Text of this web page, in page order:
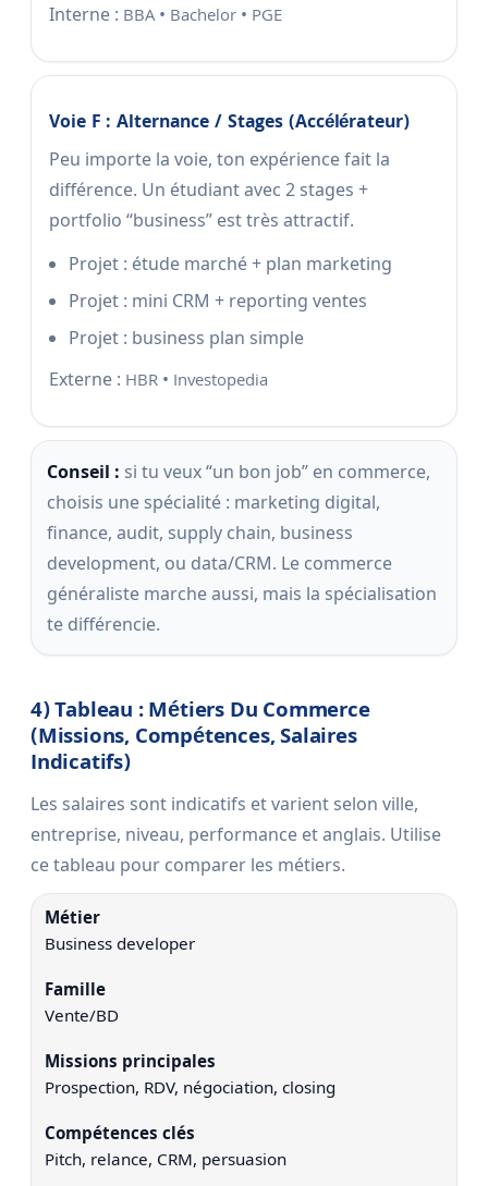
Interne : BBA• Bachelor • PGE
Voie F : Alternance / Stages (accélérateur)
Peu importe la voie, ton expérience fait la
différence. Un étudiant avec 2 stages +
portfolio “business” est très attractif.
Projet : étude marché + plan marketing
Projet : mini CRM + reporting ventes
Projet : business plan simple
Externe : HBR • Investopedia
Conseil : si tu veux “un bon job” en commerce,
choisis une spécialité : marketing digital,
finance, audit, supply chain, business
development, ou data/CRM. Le commerce
généraliste marche aussi, mais la spécialisation
te différencie.
4) Tableau : Métiers Du Commerce
(missions, Compétences, Salaires
Indicatifs)
Les salaires sont indicatifs et varient selon ville,
entreprise, niveau, performance et anglais. Utilise
ce tableau pour comparer les métiers.
Business developer
Vente/BD
Prospection, RDV, négociation, closing
Pitch, relance, CRM, persuasion